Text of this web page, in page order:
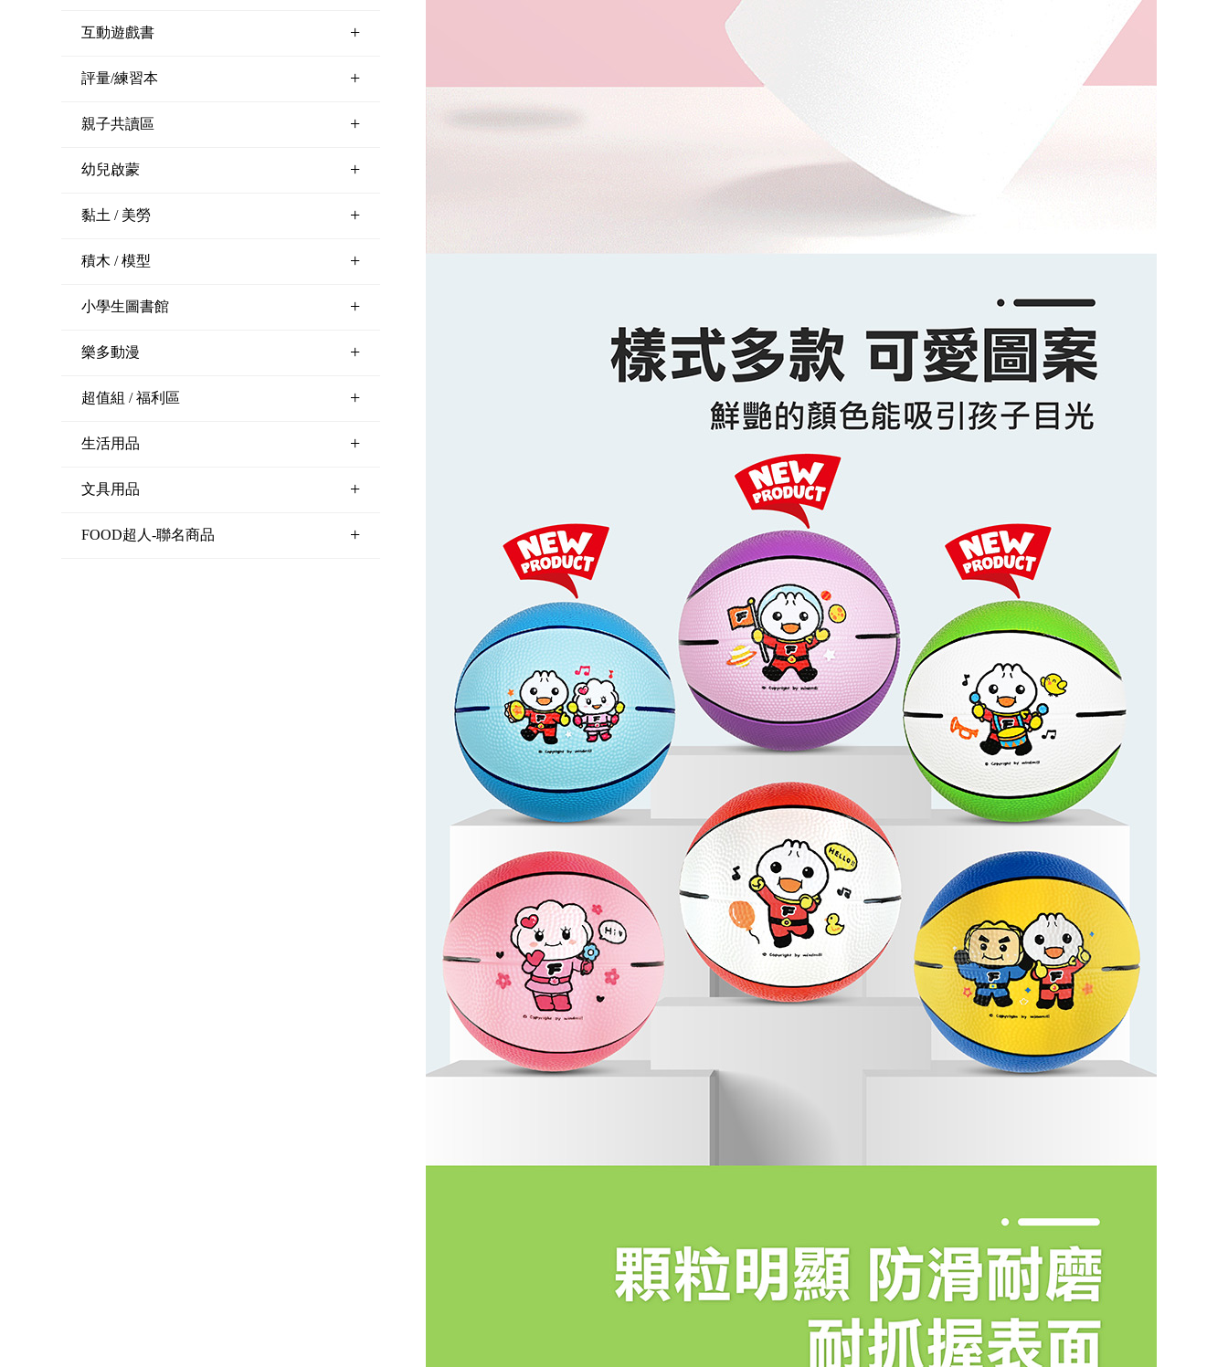
互動遊戲書 +
評量/練習本 +
親子共讀區 +
幼兒啟蒙 +
黏土 / 美勞 +
積木 / 模型 +
小學生圖書館 +
樂多動漫 +
超值組 / 福利區 +
生活用品 +
文具用品 +
FOOD超人-聯名商品 +